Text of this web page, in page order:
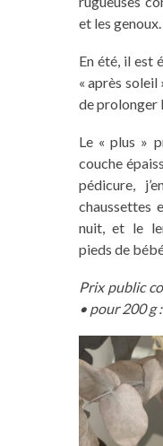
et les genoux.
En été, il est
« après
de prolonger
Le « plus »
couche
pédicure,
chaussettes
nuit, et le
pieds de
Prix public
• pour 200 g